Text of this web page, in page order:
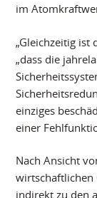
im
„Gleichzeitig ist
„dass die
einziges
einer
Nach Ansicht
wirtschaftlichen
indirekt zu den